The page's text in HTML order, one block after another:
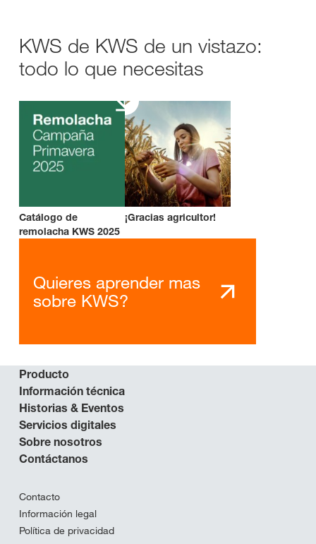
KWS de KWS de un vistazo:
todo lo que necesitas
Catálogo de
remolacha KWS 2025
¡Gracias agricultor!
Quieres aprender mas
sobre KWS?
Producto
Información técnica
Historias & Eventos
Servicios digitales
Sobre nosotros
Contáctanos
Contacto
Información legal
Política de privacidad